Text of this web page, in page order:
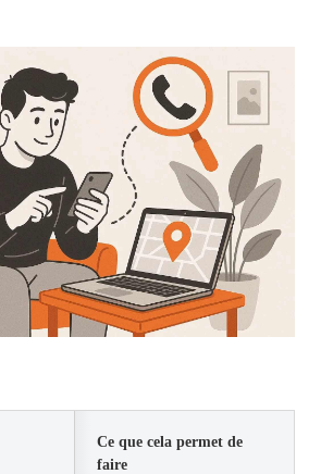
Ce que cela permet de
faire